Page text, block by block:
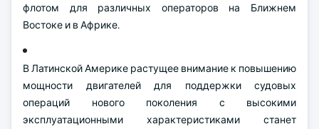
флотом для различных операторов на Ближнем
Востоке и в Африке.
В Латинской Америке растущее внимание к повышению
мощности двигателей для поддержки судовых
операций нового поколения с высокими
эксплуатационными характеристиками станет